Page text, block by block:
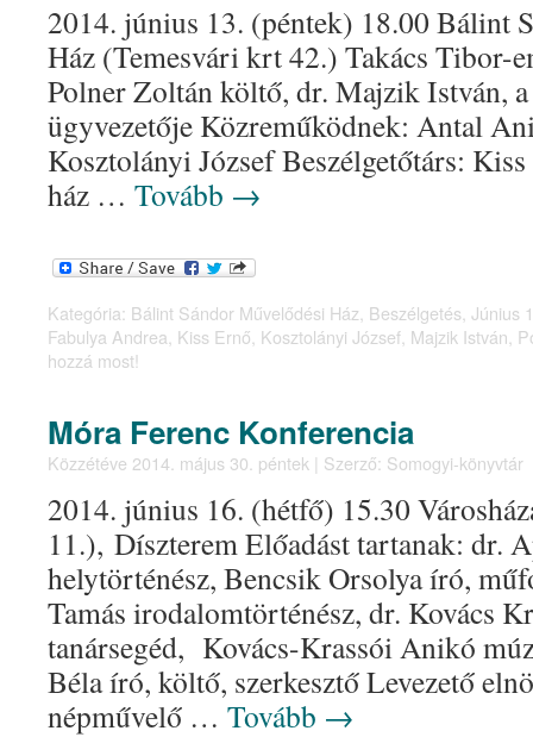
2014. június 13. (péntek) 18.00 Bálint
Ház (Temesvári krt 42.) Takács Tibor-
Polner Zoltán költő, dr. Majzik István,
ügyvezetője Közreműködnek: Antal
Kosztolányi József Beszélgetőtárs:
ház … Tovább →
Kategória: Bálint Sándor Művelődési Ház Beszélgetés Június
Fabulya Andrea Kiss Ernő Kosztolányi József Majzik István
hozzá most!
Móra Ferenc Konferencia
Közzétéve 2014. május 30. péntek | Szerző: Somogyi-könyvtár
2014. június 16. (hétfő) 15.30
11.), Díszterem Előadást tartanak: dr.
helytörténész, Bencsik Orsolya író,
Tamás irodalomtörténész, dr. Kovács
tanársegéd, Kovács-Krassói Anikó
Béla író, költő, szerkesztő Levezető
népművelő … Tovább →